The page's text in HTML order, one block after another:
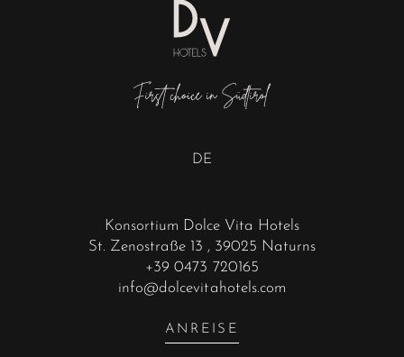
Konsortium Dolce Vita Hotels
St. Zenostraße 13 , 39025 Naturns
+39 0473 720165
info@dolcevitahotels.com
ANREISE
DE